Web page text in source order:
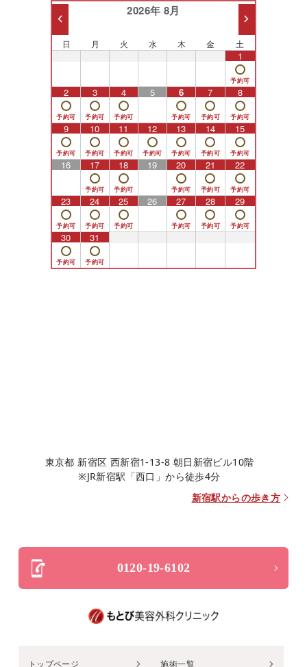
2026年 8月
日 月 火 水 木 金 土
1
2 3 4 5 6 7 8
9 10 11 12 13 14 15
16 17 18 19 20 21 22
23 24 25 26 27 28 29
30 31
東京都 新宿区 西新宿1-13-8 朝日新宿ビル10階
※JR新宿駅「西口」から徒歩4分
新宿駅からの歩き方
0120-19-6102
トップページ 施術一覧